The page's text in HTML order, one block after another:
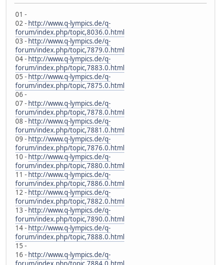
01 -
02 - http://www.q-lympics.de/q-
forum/index.php/topic,8036.0.html
03 - http://www.q-lympics.de/q-
forum/index.php/topic,7879.0.html
04 - http://www.q-lympics.de/q-
forum/index.php/topic,7883.0.html
05 - http://www.q-lympics.de/q-
forum/index.php/topic,7875.0.html
06 -
07 - http://www.q-lympics.de/q-
forum/index.php/topic,7878.0.html
08 - http://www.q-lympics.de/q-
forum/index.php/topic,7881.0.html
09 - http://www.q-lympics.de/q-
forum/index.php/topic,7876.0.html
10 - http://www.q-lympics.de/q-
forum/index.php/topic,7880.0.html
11 - http://www.q-lympics.de/q-
forum/index.php/topic,7886.0.html
12 - http://www.q-lympics.de/q-
forum/index.php/topic,7882.0.html
13 - http://www.q-lympics.de/q-
forum/index.php/topic,7890.0.html
14 - http://www.q-lympics.de/q-
forum/index.php/topic,7888.0.html
15 -
16 - http://www.q-lympics.de/q-